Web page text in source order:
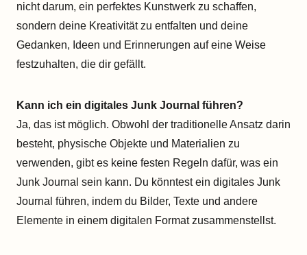
nicht darum, ein perfektes Kunstwerk zu schaffen,
sondern deine Kreativität zu entfalten und deine
Gedanken, Ideen und Erinnerungen auf eine Weise
festzuhalten, die dir gefällt.
Kann ich ein digitales Junk Journal führen?
Ja, das ist möglich. Obwohl der traditionelle Ansatz darin
besteht, physische Objekte und Materialien zu
verwenden, gibt es keine festen Regeln dafür, was ein
Junk Journal sein kann. Du könntest ein digitales Junk
Journal führen, indem du Bilder, Texte und andere
Elemente in einem digitalen Format zusammenstellst.